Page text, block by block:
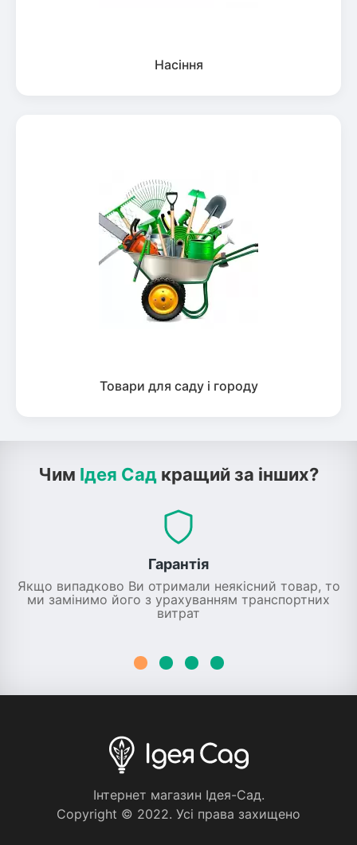
Насіння
Товари для саду і городу
Чим Ідея Сад кращий за інших?
Гарантія
Якщо випадково Ви отримали неякісний товар, то
ми замінимо його з урахуванням транспортних
витрат
Iнтернет магазин Iдея-Сад.
Copyright © 2022. Усi права захищено